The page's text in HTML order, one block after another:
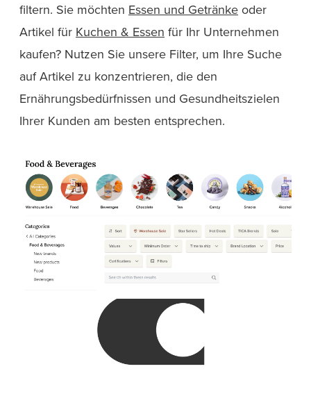
filtern. Sie möchten Essen und Getränke oder
Artikel für Kuchen & Essen für Ihr Unternehmen
kaufen? Nutzen Sie unsere Filter, um Ihre Suche
auf Artikel zu konzentrieren, die den
Ernährungsbedürfnissen und Gesundheitszielen
Ihrer Kunden am besten entsprechen.